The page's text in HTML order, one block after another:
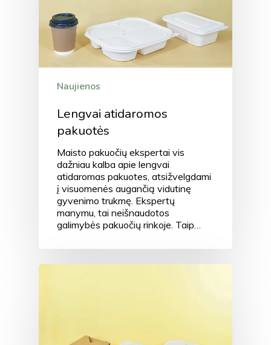
Naujienos
Lengvai atidaromos
pakuotės
Maisto pakuočių ekspertai vis
dažniau kalba apie lengvai
atidaromas pakuotes, atsižvelgdami
į visuomenės augančią vidutinę
gyvenimo trukmę. Ekspertų
manymu, tai neišnaudotos
galimybės pakuočių rinkoje. Taip…